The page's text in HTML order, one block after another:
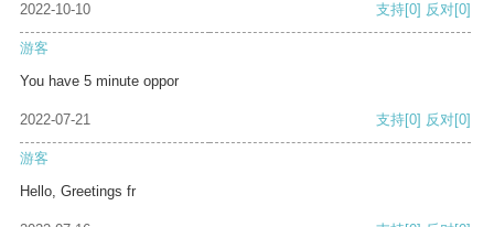
2022-10-10 支持[0] 反对[0]
游客
You have 5 minute oppor
2022-07-21 支持[0] 反对[0]
游客
Hello, Greetings fr